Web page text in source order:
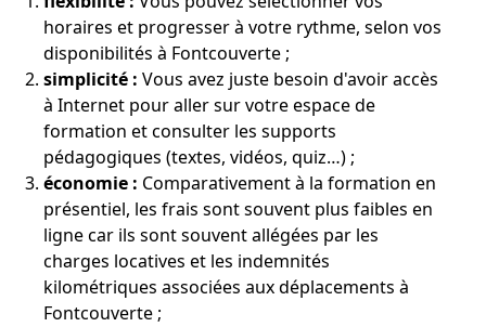
horaires et progresser à votre rythme, selon vos
disponibilités à Fontcouverte ;
simplicité : Vous avez juste besoin d'avoir accès
à Internet pour aller sur votre espace de
formation et consulter les supports
pédagogiques (textes, vidéos, quiz…) ;
économie : Comparativement à la formation en
présentiel, les frais sont souvent plus faibles en
ligne car ils sont souvent allégées par les
charges locatives et les indemnités
kilométriques associées aux déplacements à
Fontcouverte ;